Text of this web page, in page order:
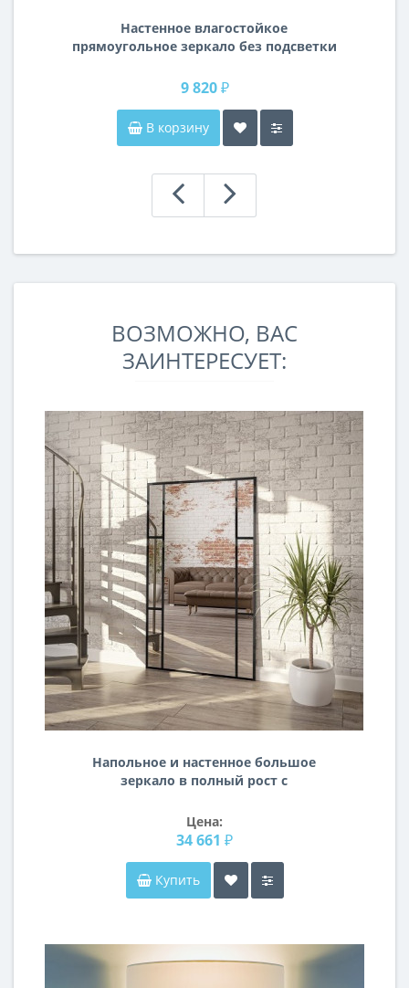
Настенное влагостойкое
прямоугольное зеркало без подсветки
9 820 ₽
В корзину
ВОЗМОЖНО, ВАС
ЗАИНТЕРЕСУЕТ:
Напольное и настенное большое
зеркало в полный рост с
молдингом Арис-17
Цена:
34 661 ₽
Купить